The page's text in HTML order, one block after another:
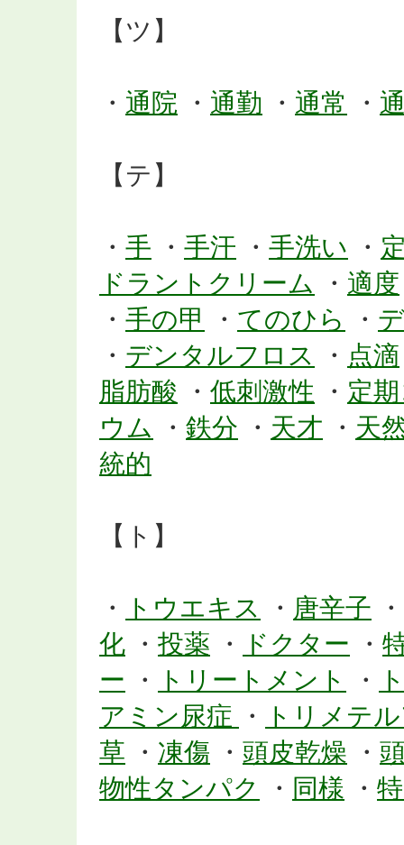
【ツ】
・ 通院 ・ 通勤 ・ 通常 ・
【テ】
・ 手 ・ 手汗 ・ 手洗い ・
ドラントクリーム
・ 適度
・ 手の甲 ・ てのひら ・
・ デンタルフロス ・ 点滴
脂肪酸 ・ 低刺激性 ・ 定
ウム
・ 鉄分 ・ 天才 ・ 天
統的
【ト】
・ トウエキス ・ 唐辛子 ・
化 ・ 投薬 ・ ドクター ・
ー ・ トリートメント ・
アミン尿症
・
トリメテ
草 ・ 凍傷 ・ 頭皮乾燥 ・
物性タンパク
・ 同様 ・